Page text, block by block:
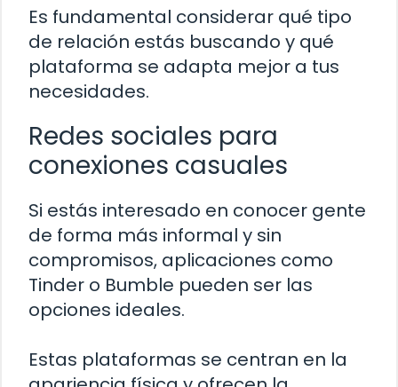
Es fundamental considerar qué tipo
de relación estás buscando y qué
plataforma se adapta mejor a tus
necesidades.
Redes sociales para
conexiones casuales
Si estás interesado en conocer gente
de forma más informal y sin
compromisos, aplicaciones como
Tinder o Bumble pueden ser las
opciones ideales.
Estas plataformas se centran en la